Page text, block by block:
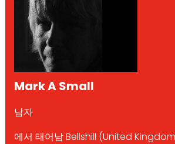
Mark A Small
남자
에서 태어남 Bellshill (United